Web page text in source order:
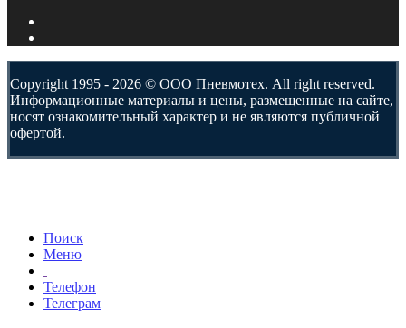
Copyright 1995 - 2026 © ООО Пневмотех. All right reserved.
Информационные материалы и цены, размещенные на сайте,
носят ознакомительный характер и не являются публичной
офертой.
Поиск
Меню
Телефон
Телеграм